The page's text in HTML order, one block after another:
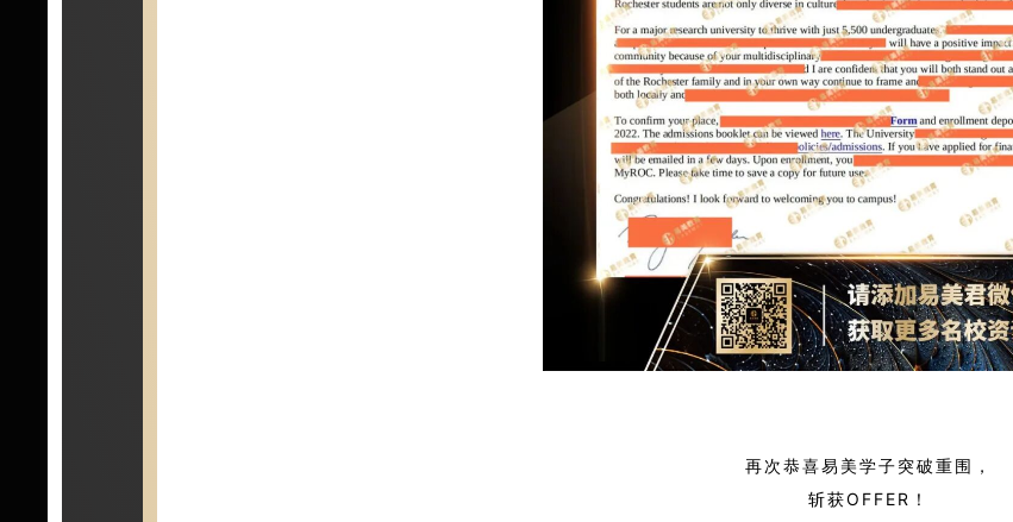
再次恭喜易美学子突破重围，
斩获OFFER！